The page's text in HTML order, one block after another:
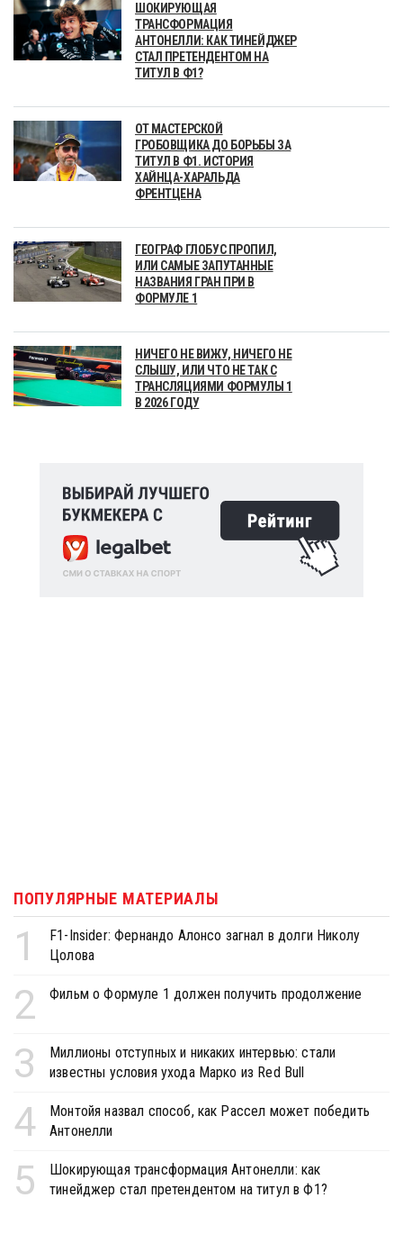
ШОКИРУЮЩАЯ
ТРАНСФОРМАЦИЯ
АНТОНЕЛЛИ: КАК ТИНЕЙДЖЕР
СТАЛ ПРЕТЕНДЕНТОМ НА
ТИТУЛ В Ф1?
ОТ МАСТЕРСКОЙ
ГРОБОВЩИКА ДО БОРЬБЫ ЗА
ТИТУЛ В Ф1. ИСТОРИЯ
ХАЙНЦА-ХАРАЛЬДА
ФРЕНТЦЕНА
ГЕОГРАФ ГЛОБУС ПРОПИЛ,
ИЛИ САМЫЕ ЗАПУТАННЫЕ
НАЗВАНИЯ ГРАН ПРИ В
ФОРМУЛЕ 1
НИЧЕГО НЕ ВИЖУ, НИЧЕГО НЕ
СЛЫШУ, ИЛИ ЧТО НЕ ТАК С
ТРАНСЛЯЦИЯМИ ФОРМУЛЫ 1
В 2026 ГОДУ
ПОПУЛЯРНЫЕ МАТЕРИАЛЫ
1
F1-Insider: Фернандо Алонсо загнал в долги Николу
Цолова
2 Фильм о Формуле 1 должен получить продолжение
3
Миллионы отступных и никаких интервью: стали
известны условия ухода Марко из Red Bull
4
Монтойя назвал способ, как Рассел может победить
Антонелли
5
Шокирующая трансформация Антонелли: как
тинейджер стал претендентом на титул в Ф1?